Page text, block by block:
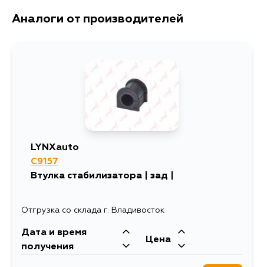
Аналоги от производителей
LYNXauto
C9157
Втулка стабилизатора | зад |
Отгрузка со склада г. Владивосток
Дата и время
получения
Цена